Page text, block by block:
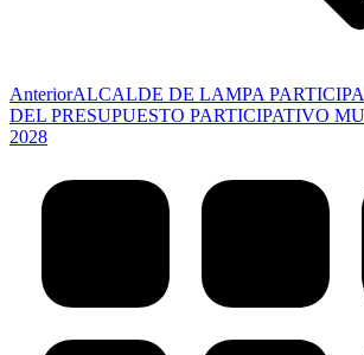
AnteriorPublicación
anterior:
ALCALDE DE LAMPA
DEL PRESUPUESTO PARTICIPATIVO
2028